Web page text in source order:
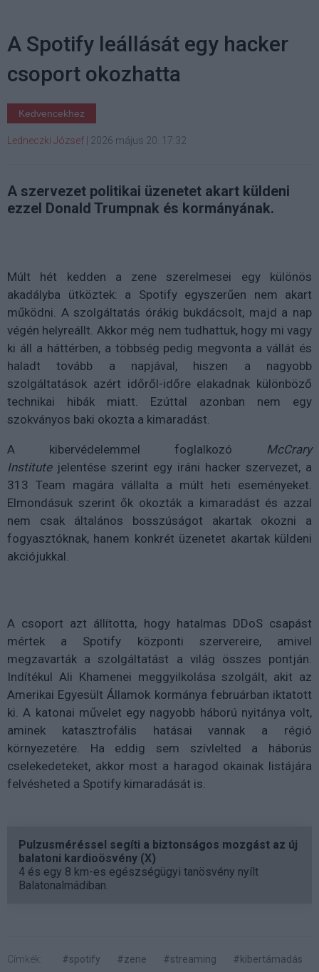
A Spotify leállását egy hacker
csoport okozhatta
Kedvencekhez
Ledneczki József 2026 május 20. 17:32
A szervezet politikai üzenetet akart küldeni
ezzel Donald Trumpnak és kormányának.
Múlt hét kedden a zene szerelmesei egy különös
akadályba ütköztek: a Spotify egyszerűen nem akart
működni. A szolgáltatás órákig bukdácsolt, majd a nap
végén helyreállt. Akkor még nem tudhattuk, hogy mi vagy
ki áll a háttérben, a többség pedig megvonta a vállát és
haladt tovább a napjával, hiszen a nagyobb
szolgáltatások azért időről-időre elakadnak különböző
technikai hibák miatt. Ezúttal azonban nem egy
szokványos baki okozta a kimaradást.
A kibervédelemmel foglalkozó McCrary
Institute jelentése szerint egy iráni hacker szervezet, a
313 Team magára vállalta a múlt heti eseményeket.
Elmondásuk szerint ők okozták a kimaradást és azzal
nem csak általános bosszúságot akartak okozni a
fogyasztóknak, hanem konkrét üzenetet akartak küldeni
akciójukkal.
A csoport azt állította, hogy hatalmas DDoS csapást
mértek a Spotify központi szervereire, amivel
megzavarták a szolgáltatást a világ összes pontján.
Indítékul Ali Khamenei meggyilkolása szolgált, akit az
Amerikai Egyesült Államok kormánya februárban iktatott
ki. A katonai művelet egy nagyobb háború nyitánya volt,
aminek katasztrofális hatásai vannak a régió
környezetére. Ha eddig sem szívlelted a háborús
cselekedeteket, akkor most a haragod okainak listájára
felvésheted a Spotify kimaradását is.
Pulzusméréssel segíti a biztonságos mozgást az új
balatoni kardioösvény (X)
4 és egy 8 km-es egészségügyi tanösvény nyílt
Balatonalmádiban.
Címkék: #spotify #zene #streaming #kibertámadás